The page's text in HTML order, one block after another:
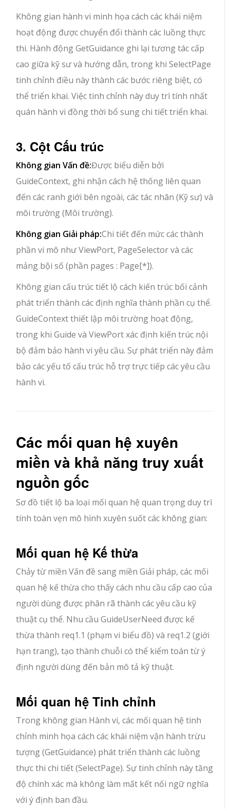
Không gian hành vi minh họa cách các khái niệm
hoạt động được chuyển đổi thành các luồng thực
thi. Hành động GetGuidance ghi lại tương tác cấp
cao giữa kỹ sư và hướng dẫn, trong khi SelectPage
tinh chỉnh điều này thành các bước riêng biệt, có
thể triển khai. Việc tinh chỉnh này duy trì tính nhất
quán hành vi đồng thời bổ sung chi tiết triển khai.
3. Cột Cấu trúc
Không gian Vấn đề:Được biểu diễn bởi
GuideContext, ghi nhận cách hệ thống liên quan
đến các ranh giới bên ngoài, các tác nhân (Kỹ sư) và
môi trường (Môi trường).
Không gian Giải pháp:Chi tiết đến mức các thành
phần vi mô như ViewPort, PageSelector và các
mảng bội số (phần pages : Page[*]).
Không gian cấu trúc tiết lộ cách kiến trúc bối cảnh
phát triển thành các định nghĩa thành phần cụ thể.
GuideContext thiết lập môi trường hoạt động,
trong khi Guide và ViewPort xác định kiến trúc nội
bộ đảm bảo hành vi yêu cầu. Sự phát triển này đảm
bảo các yếu tố cấu trúc hỗ trợ trực tiếp các yêu cầu
hành vi.
Các mối quan hệ xuyên
miền và khả năng truy xuất
nguồn gốc
Sơ đồ tiết lộ ba loại mối quan hệ quan trọng duy trì
tính toàn vẹn mô hình xuyên suốt các không gian:
Mối quan hệ Kế thừa
Chảy từ miền Vấn đề sang miền Giải pháp, các mối
quan hệ kế thừa cho thấy cách nhu cầu cấp cao của
người dùng được phân rã thành các yêu cầu kỹ
thuật cụ thể. Nhu cầu GuideUserNeed được kế
thừa thành req1.1 (phạm vi biểu đồ) và req1.2 (giới
hạn trang), tạo thành chuỗi có thể kiểm toán từ ý
định người dùng đến bản mô tả kỹ thuật.
Mối quan hệ Tinh chỉnh
Trong không gian Hành vi, các mối quan hệ tinh
chỉnh minh họa cách các khái niệm vận hành trừu
tượng (GetGuidance) phát triển thành các luồng
thực thi chi tiết (SelectPage). Sự tinh chỉnh này tăng
độ chính xác mà không làm mất kết nối ngữ nghĩa
với ý định ban đầu.